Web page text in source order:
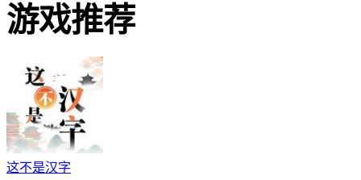
游戏推荐
这不是汉字